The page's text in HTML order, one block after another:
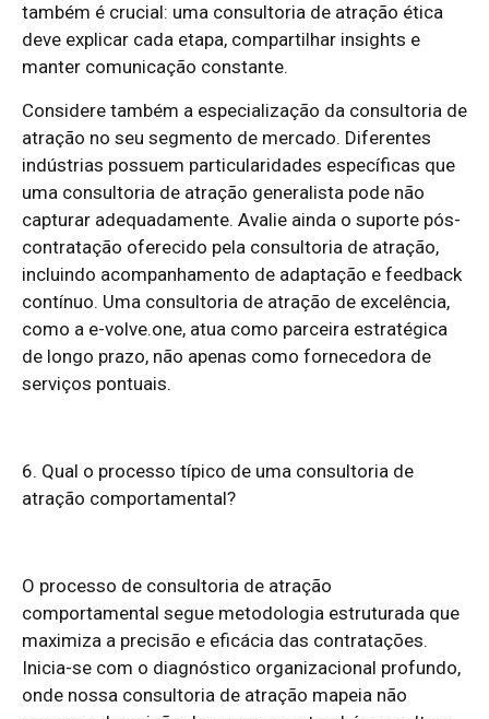
também é crucial: uma consultoria de atração ética
deve explicar cada etapa, compartilhar insights e
manter comunicação constante.
Considere também a especialização da consultoria de
atração no seu segmento de mercado. Diferentes
indústrias possuem particularidades específicas que
uma consultoria de atração generalista pode não
capturar adequadamente. Avalie ainda o suporte pós-
contratação oferecido pela consultoria de atração,
incluindo acompanhamento de adaptação e feedback
contínuo. Uma consultoria de atração de excelência,
como a e-volve.one, atua como parceira estratégica
de longo prazo, não apenas como fornecedora de
serviços pontuais.
6. Qual o processo típico de uma consultoria de
atração comportamental?
O processo de consultoria de atração
comportamental segue metodologia estruturada que
maximiza a precisão e eficácia das contratações.
Inicia-se com o diagnóstico organizacional profundo,
onde nossa consultoria de atração mapeia não